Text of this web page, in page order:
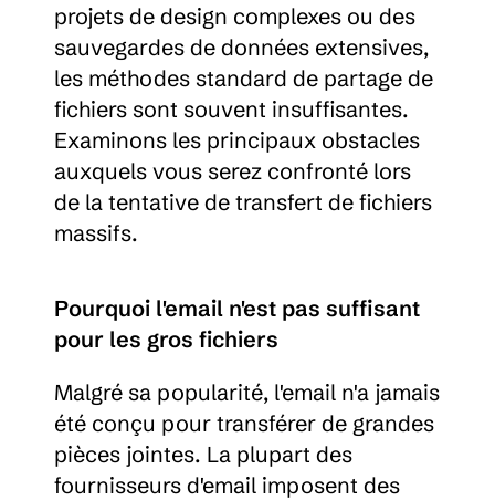
projets de design complexes ou des
sauvegardes de données extensives,
les méthodes standard de partage de
fichiers sont souvent insuffisantes.
Examinons les principaux obstacles
auxquels vous serez confronté lors
de la tentative de transfert de fichiers
massifs.
Pourquoi l'email n'est pas suffisant
pour les gros fichiers
Malgré sa popularité, l'email n'a jamais
été conçu pour transférer de grandes
pièces jointes. La plupart des
fournisseurs d'email imposent des